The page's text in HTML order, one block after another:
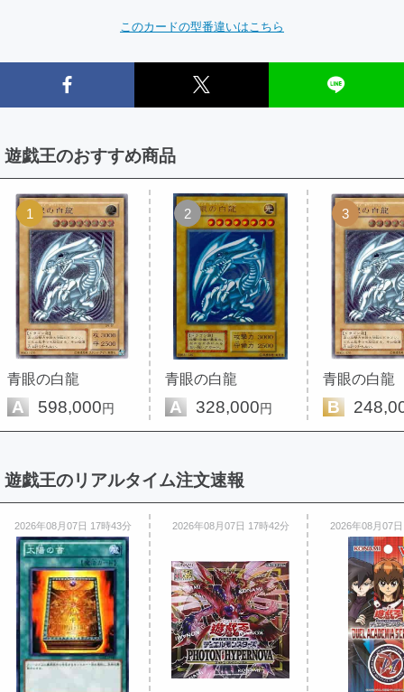
このカードの型番違いはこちら
遊戯王のおすすめ商品
1
青眼の白龍
A 598,000円
2
青眼の白龍
A 328,000円
3
青眼の白龍
B
遊戯王のリアルタイム注文速報
2026年08月07日 17時43分 2026年08月07日 17時42分 2026年08月07